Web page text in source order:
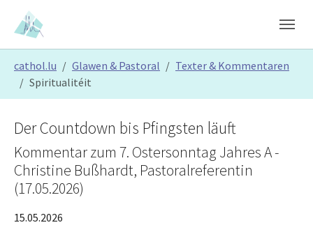
Skip to main content
Skip to page footer
cathol.lu Glawen & Pastoral
Texter & Kommentaren
Spiritualitéit
Der Countdown bis Pfingsten läuft
Kommentar zum 7. Ostersonntag Jahres A -
Christine Bußhardt, Pastoralreferentin
(17.05.2026)
15.05.2026